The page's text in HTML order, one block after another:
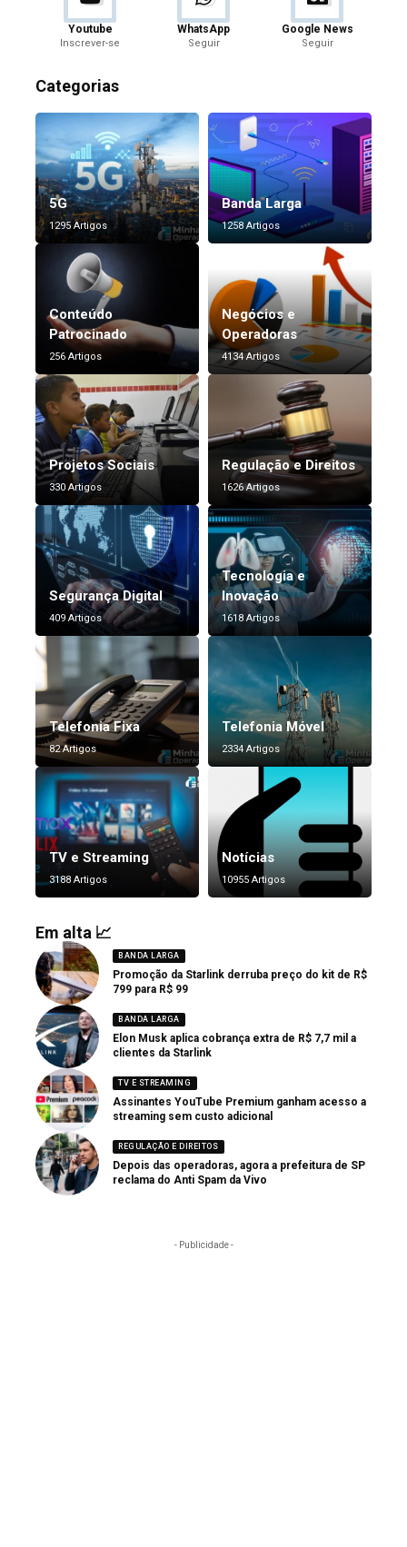
Youtube
Inscrever-se
WhatsApp
Seguir
Google News
Seguir
Categorias
5G
1295 Artigos
Banda Larga
1258 Artigos
Conteúdo
Patrocinado
256 Artigos
Negócios e
Operadoras
4134 Artigos
Projetos Sociais
330 Artigos
Regulação e Direitos
1626 Artigos
Segurança Digital
409 Artigos
Tecnologia e
Inovação
1618 Artigos
Telefonia Fixa
82 Artigos
Telefonia Móvel
2334 Artigos
TV e Streaming
3188 Artigos
Notícias
10955 Artigos
Em alta 📈
BANDA LARGA
Promoção da Starlink derruba preço do kit de R$
799 para R$ 99
BANDA LARGA
Elon Musk aplica cobrança extra de R$ 7,7 mil a
clientes da Starlink
TV E STREAMING
Assinantes YouTube Premium ganham acesso a
streaming sem custo adicional
REGULAÇÃO E DIREITOS
Depois das operadoras, agora a prefeitura de SP
reclama do Anti Spam da Vivo
- Publicidade -